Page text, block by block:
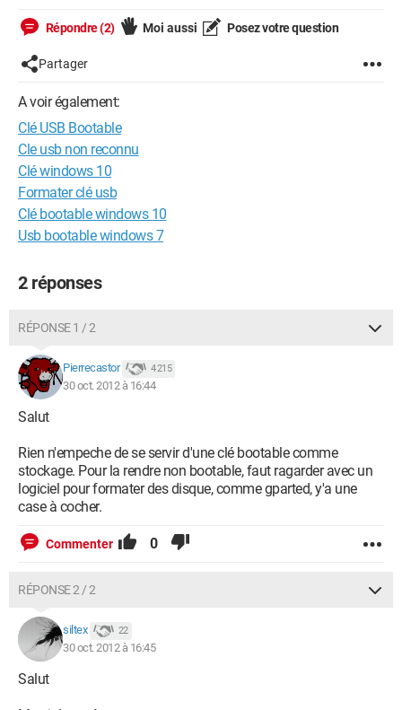
Répondre (2) Moi aussi Posez votre question
Partager
A voir également:
Clé USB Bootable
Cle usb non reconnu
Clé windows 10
Formater clé usb
Clé bootable windows 10
Usb bootable windows 7
2 réponses
RÉPONSE 1 / 2
Pierrecastor 4 215
30 oct. 2012 à 16:44
Salut
Rien n'empeche de se servir d'une clé bootable comme
stockage. Pour la rendre non bootable, faut ragarder avec un
logiciel pour formater des disque, comme gparted, y'a une
case à cocher.
Commenter 0
RÉPONSE 2 / 2
siltex 22
30 oct. 2012 à 16:45
Salut